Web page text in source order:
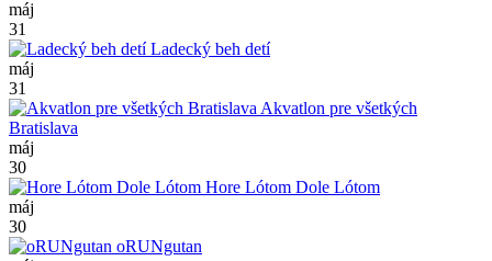
máj
31
Ladecký beh detí
máj
31
Akvatlon pre všetkých
Bratislava
máj
30
Hore Lótom Dole Lótom
máj
30
oRUNgutan